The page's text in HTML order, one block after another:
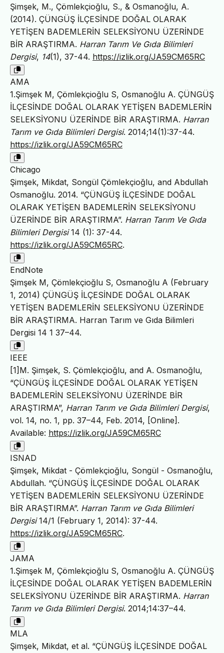
Şimşek, M., Çömlekçioğlu, S., & Osmanoğlu, A.
(2014). ÇÜNGÜŞ İLÇESİNDE DOĞAL OLARAK
YETİŞEN BADEMLERİN SELEKSİYONU ÜZERİNDE
BİR ARAŞTIRMA. Harran Tarım Ve Gıda Bilimleri
Dergisi, 14(1), 37-44. https://izlik.org/JA59CM65RC
AMA
1.Şimşek M, Çömlekçioğlu S, Osmanoğlu A. ÇÜNGÜŞ
İLÇESİNDE DOĞAL OLARAK YETİŞEN BADEMLERİN
SELEKSİYONU ÜZERİNDE BİR ARAŞTIRMA. Harran
Tarım ve Gıda Bilimleri Dergisi. 2014;14(1):37-44.
https://izlik.org/JA59CM65RC
Chicago
Şimşek, Mikdat, Songül Çömlekçioğlu, and Abdullah
Osmanoğlu. 2014. “ÇÜNGÜŞ İLÇESİNDE DOĞAL
OLARAK YETİŞEN BADEMLERİN SELEKSİYONU
ÜZERİNDE BİR ARAŞTIRMA”. Harran Tarım Ve Gıda
Bilimleri Dergisi14 (1): 37-44.
https://izlik.org/JA59CM65RC.
EndNote
Şimşek M, Çömlekçioğlu S, Osmanoğlu A (February
1, 2014) ÇÜNGÜŞ İLÇESİNDE DOĞAL OLARAK
YETİŞEN BADEMLERİN SELEKSİYONU ÜZERİNDE
BİR ARAŞTIRMA. Harran Tarım ve Gıda Bilimleri
Dergisi 14 1 37–44.
IEEE
[1]M. Şimşek, S. Çömlekçioğlu, and A. Osmanoğlu,
“ÇÜNGÜŞ İLÇESİNDE DOĞAL OLARAK YETİŞEN
BADEMLERİN SELEKSİYONU ÜZERİNDE BİR
ARAŞTIRMA”, Harran Tarım ve Gıda Bilimleri Dergisi,
vol. 14, no. 1, pp. 37–44, Feb. 2014, [Online].
Available: https://izlik.org/JA59CM65RC
ISNAD
Şimşek, Mikdat - Çömlekçioğlu, Songül - Osmanoğlu,
Abdullah. “ÇÜNGÜŞ İLÇESİNDE DOĞAL OLARAK
YETİŞEN BADEMLERİN SELEKSİYONU ÜZERİNDE
BİR ARAŞTIRMA”. Harran Tarım ve Gıda Bilimleri
Dergisi14/1 (February 1, 2014): 37-44.
https://izlik.org/JA59CM65RC.
JAMA
1.Şimşek M, Çömlekçioğlu S, Osmanoğlu A. ÇÜNGÜŞ
İLÇESİNDE DOĞAL OLARAK YETİŞEN BADEMLERİN
SELEKSİYONU ÜZERİNDE BİR ARAŞTIRMA. Harran
Tarım ve Gıda Bilimleri Dergisi. 2014;14:37–44.
MLA
Şimşek, Mikdat, et al. “ÇÜNGÜŞ İLÇESİNDE DOĞAL